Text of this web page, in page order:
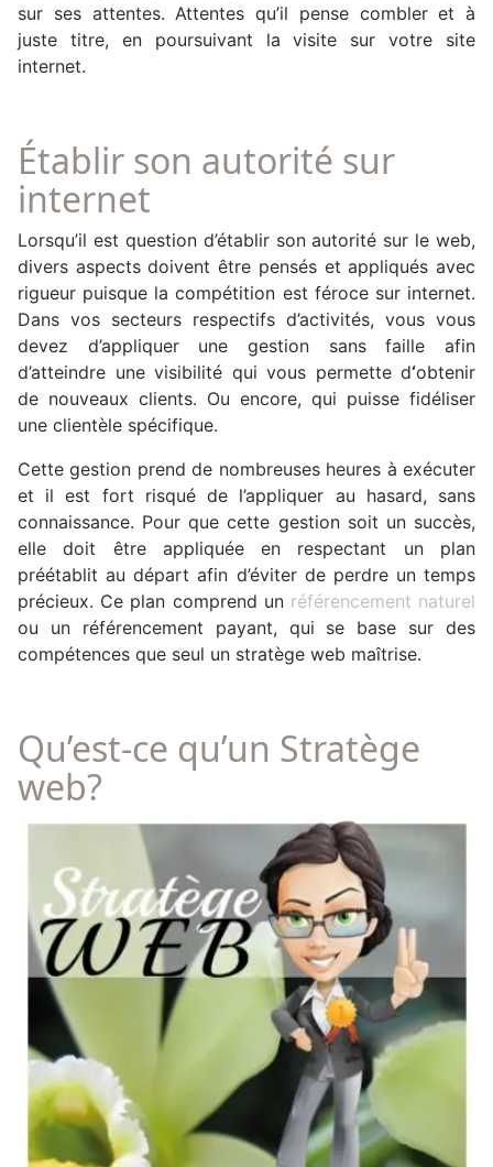
sur ses attentes. Attentes qu’il pense combler et à
juste titre, en poursuivant la visite sur votre site
internet.
Établir son autorité sur
internet
Lorsqu’il est question d’établir son autorité sur le web,
divers aspects doivent être pensés et appliqués avec
rigueur puisque la compétition est féroce sur internet.
Dans vos secteurs respectifs d’activités, vous vous
devez d’appliquer une gestion sans faille afin
d’atteindre une visibilité qui vous permette d‘obtenir
de nouveaux clients. Ou encore, qui puisse fidéliser
une clientèle spécifique.
Cette gestion prend de nombreuses heures à exécuter
et il est fort risqué de l’appliquer au hasard, sans
connaissance. Pour que cette gestion soit un succès,
elle doit être appliquée en respectant un plan
préétablit au départ afin d’éviter de perdre un temps
précieux. Ce plan comprend un référencement naturel
ou un référencement payant, qui se base sur des
compétences que seul un stratège web maîtrise.
Qu’est-ce qu’un Stratège
web?